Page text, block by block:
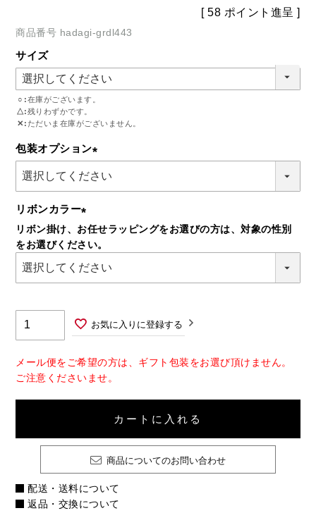
[ 58 ポイント進呈 ]
商品番号 hadagi-grdl443
サイズ
○
在庫がございます。
△ 残りわずかです。
✕
ただいま在庫がございません。
包装オプション
(必
リボンカラー
(必
須)
リボン掛け、お任せラッピングをお選びの方は、対象の性別
をお選びください。
お気に入りに登録する
メール便をご希望の方は、ギフト包装をお選び頂けません。
ご注意くださいませ。
カートに入れる
商品についてのお問い合わせ
配送・送料について
返品・交換について